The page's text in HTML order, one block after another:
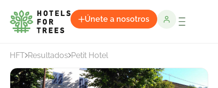
Únete a nosotros
HFT Resultados Petit Hotel